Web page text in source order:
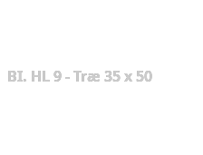
BI. HL 9 - Træ 35 x 50